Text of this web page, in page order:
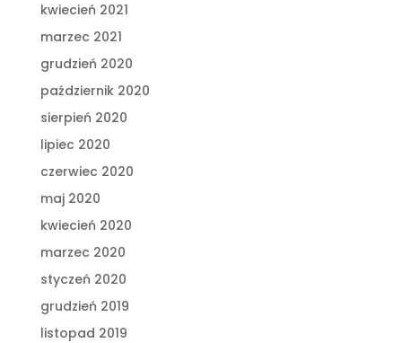
kwiecień 2021
marzec 2021
grudzień 2020
październik 2020
sierpień 2020
lipiec 2020
czerwiec 2020
maj 2020
kwiecień 2020
marzec 2020
styczeń 2020
grudzień 2019
listopad 2019